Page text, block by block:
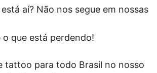
aí? Não nos segue em nossas
o que está perdendo!
tattoo para todo Brasil no nosso